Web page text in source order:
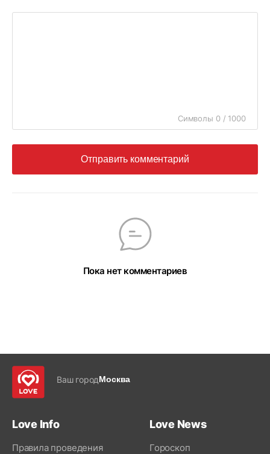
Символы 0 / 1000
Отправить комментарий
Пока нет комментариев
Ваш городМосква
Love Info
Правила проведения
Love News
Гороскоп